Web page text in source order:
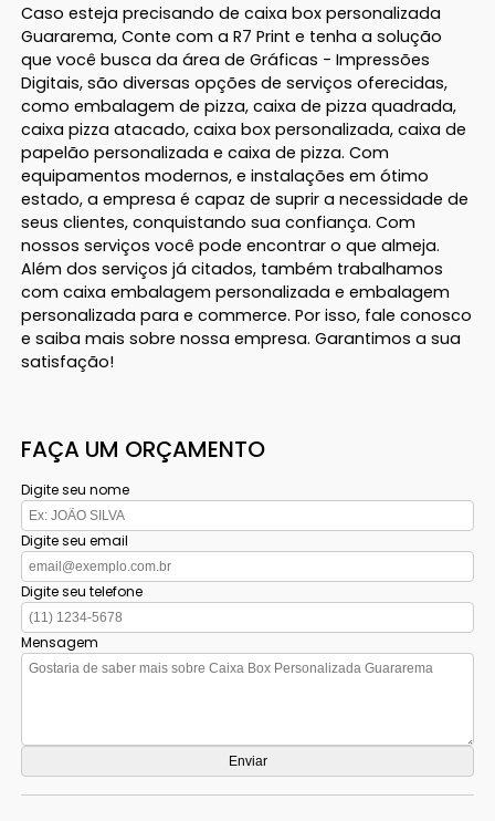
Caso esteja precisando de caixa box personalizada
Guararema, Conte com a R7 Print e tenha a solução
que você busca da área de Gráficas - Impressões
Digitais, são diversas opções de serviços oferecidas,
como embalagem de pizza, caixa de pizza quadrada,
caixa pizza atacado, caixa box personalizada, caixa de
papelão personalizada e caixa de pizza. Com
equipamentos modernos, e instalações em ótimo
estado, a empresa é capaz de suprir a necessidade de
seus clientes, conquistando sua confiança. Com
nossos serviços você pode encontrar o que almeja.
Além dos serviços já citados, também trabalhamos
com caixa embalagem personalizada e embalagem
personalizada para e commerce. Por isso, fale conosco
e saiba mais sobre nossa empresa. Garantimos a sua
satisfação!
FAÇA UM ORÇAMENTO
Digite seu nome
Digite seu email
Digite seu telefone
Mensagem